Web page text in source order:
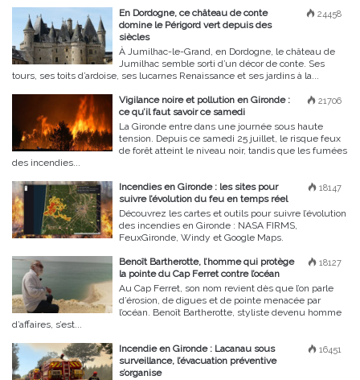
24458
En Dordogne, ce château de conte
domine le Périgord vert depuis des
siècles
À Jumilhac-le-Grand, en Dordogne, le château de
Jumilhac semble sorti d’un décor de conte. Ses
tours, ses toits d’ardoise, ses lucarnes Renaissance et ses jardins à la...
21706
Vigilance noire et pollution en Gironde :
ce qu’il faut savoir ce samedi
La Gironde entre dans une journée sous haute
tension. Depuis ce samedi 25 juillet, le risque feux
de forêt atteint le niveau noir, tandis que les fumées
des incendies...
18147
Incendies en Gironde : les sites pour
suivre l’évolution du feu en temps réel
Découvrez les cartes et outils pour suivre l’évolution
des incendies en Gironde : NASA FIRMS,
FeuxGironde, Windy et Google Maps.
18127
Benoît Bartherotte, l’homme qui protège
la pointe du Cap Ferret contre l’océan
Au Cap Ferret, son nom revient dès que l’on parle
d’érosion, de digues et de pointe menacée par
l’océan. Benoît Bartherotte, styliste devenu homme
d’affaires, s’est...
16451
Incendie en Gironde : Lacanau sous
surveillance, l’évacuation préventive
s’organise